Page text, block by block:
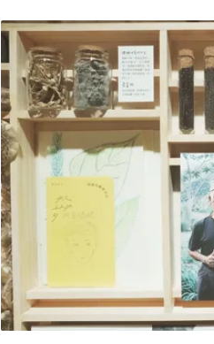
豆豆班的長輩胡玉英（Tina
稱），捧著前幾天在田地撿來的
「這個叫『Mumu豆』，Mumu就
鵪鶉蛋一樣。」鵪鶉豆是布農文
或者加進甜湯。胡玉英是布農豆
如何巧妙運用自